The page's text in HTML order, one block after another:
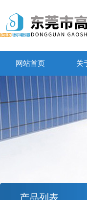
网站首页 关
产品列表